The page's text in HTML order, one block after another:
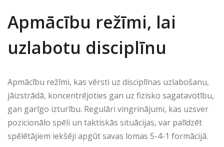
Apmācību režīmi, lai
uzlabotu disciplīnu
Apmācību režīmi, kas vērsti uz disciplīnas uzlabošanu,
jāizstrādā, koncentrējoties gan uz fizisko sagatavotību,
gan garīgo izturību. Regulāri vingrinājumi, kas uzsver
pozicionālo spēli un taktiskās situācijas, var palīdzēt
spēlētājiem iekšēji apgūt savas lomas 5-4-1 formācijā.